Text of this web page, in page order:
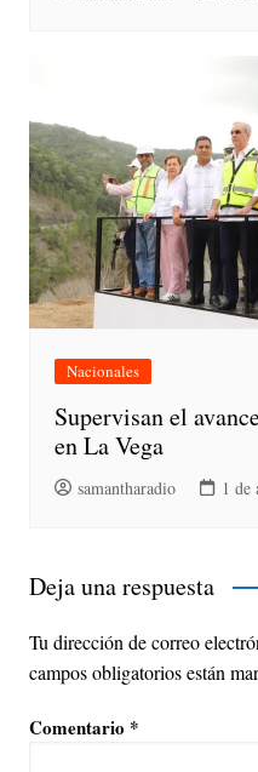
Nacionales
Supervisan el
en La Vega
samantharadio 1 de
Deja una respuesta
Tu dirección de correo
campos obligatorios están
Comentario *